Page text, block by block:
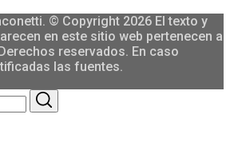
© Copyright 2026 El texto y
en este sitio web pertenecen a
reservados. En caso
las fuentes.